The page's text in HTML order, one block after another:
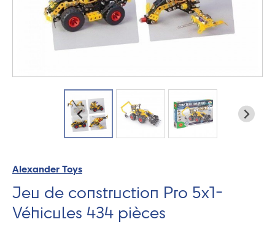
Alexander Toys
Jeu de construction Pro 5x1-
Véhicules 434 pièces